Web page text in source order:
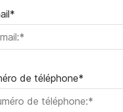
de téléphone*